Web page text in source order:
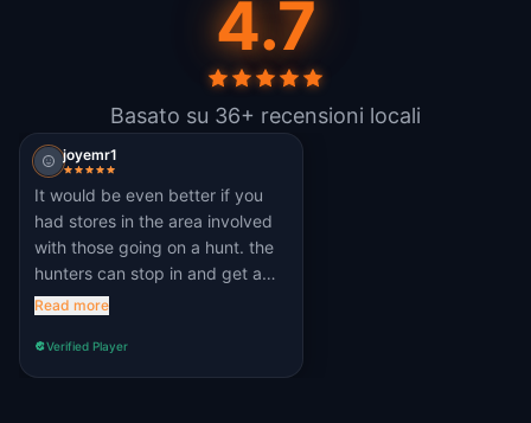
4.7
Basato su 36+ recensioni locali
joyemr1
It would be even better if you
had stores in the area involved
with those going on a hunt. the
hunters can stop in and get a
clue from the store, which may
nice to work together to better a
community.
Read more
Verified Player